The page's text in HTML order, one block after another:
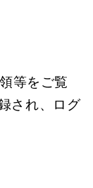
等をご覧
され、ログ